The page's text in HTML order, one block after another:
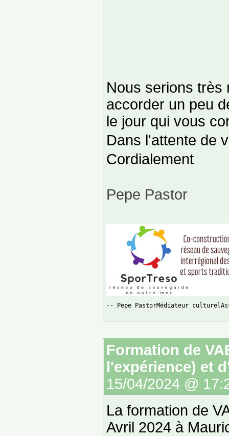
Nous serions très
accorder un peu
le jour qui vous
Dans l'attente de
Cordialement
Pepe Pastor
-- Pepe PastorMédiateur
Formation de
l'expérience) et
15/04/2024 @
La formation de
Avril 2024 à